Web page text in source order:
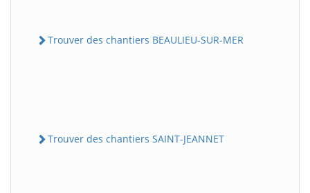
Trouver des chantiers BEAULIEU-SUR-MER
Trouver des chantiers SAINT-JEANNET